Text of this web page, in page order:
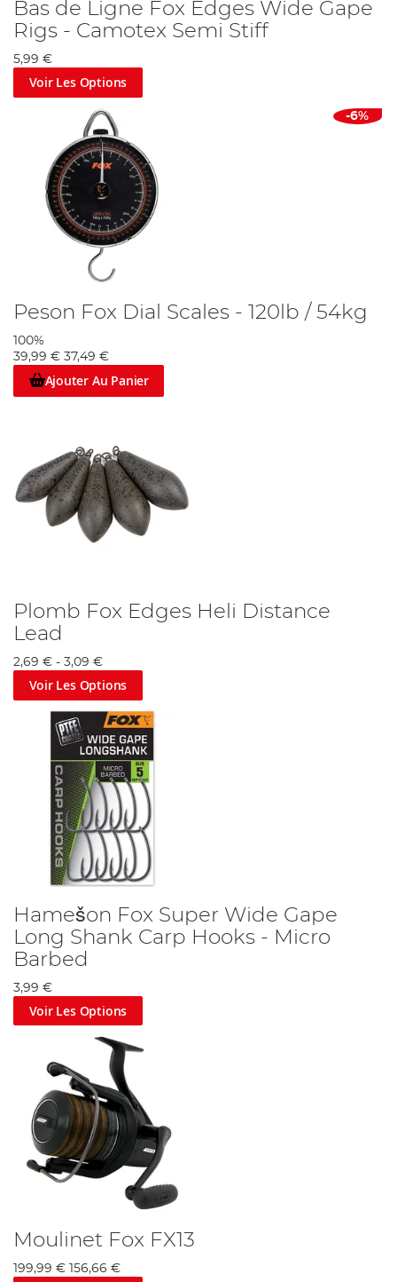
Bas de Ligne Fox Edges Wide Gape
Rigs - Camotex Semi Stiff
5,99 €
Voir Les Options
-6%
Peson Fox Dial Scales - 120lb / 54kg
100%
39,99 € 37,49 €
Ajouter Au Panier
Plomb Fox Edges Heli Distance
Lead
2,69 € - 3,09 €
Voir Les Options
Hamešon Fox Super Wide Gape
Long Shank Carp Hooks - Micro
Barbed
3,99 €
Voir Les Options
Moulinet Fox FX13
199,99 € 156,66 €